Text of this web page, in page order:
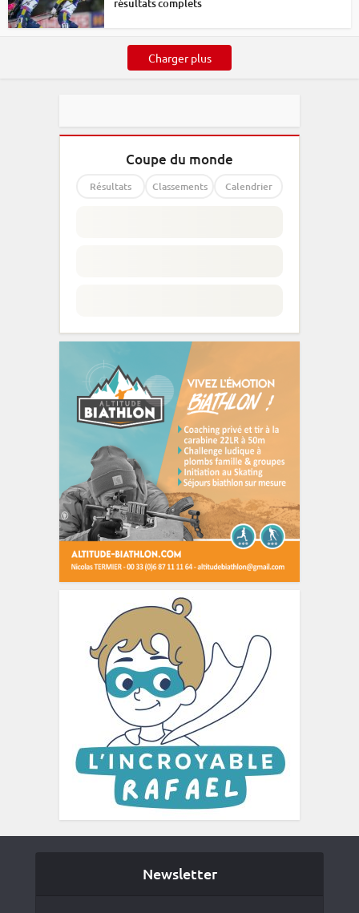
résultats complets
Charger plus
Coupe du monde
Résultats Classements Calendrier
Newsletter